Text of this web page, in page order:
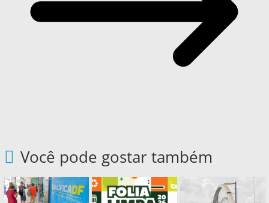
Você pode gostar também